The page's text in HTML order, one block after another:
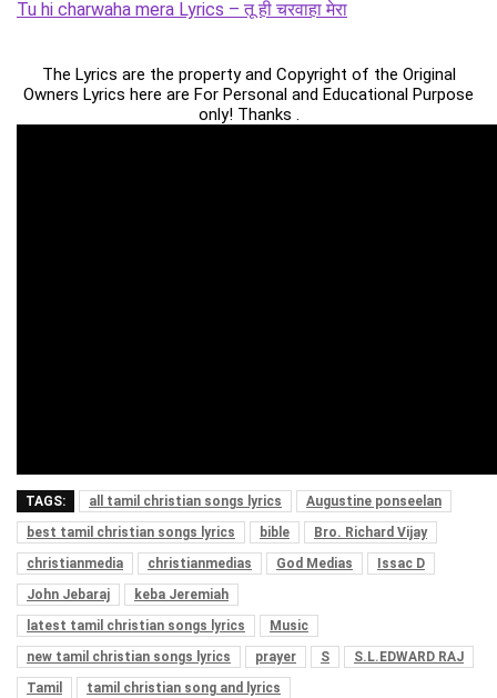
Tu hi charwaha mera Lyrics – तू ही चरवाहा मेरा
The Lyrics are the property and Copyright of the Original
Owners Lyrics here are For Personal and Educational Purpose
only! Thanks .
TAGS: all tamil christian songs lyrics
Augustine ponseelan
best tamil christian songs lyrics
bible
Bro. Richard Vijay
christianmedia
christianmedias God Medias
Issac D
John Jebaraj
keba Jeremiah
latest tamil christian songs lyrics
Music
new tamil christian songs lyrics
prayer S
S.L.EDWARD RAJ
Tamil
tamil christian song and lyrics